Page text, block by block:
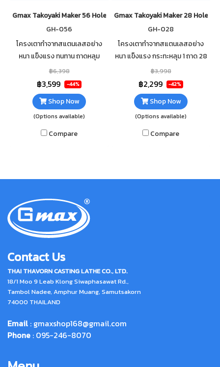
Gmax Takoyaki Maker 56 Hole GH-056 Non-Stick Pan
GH-056
โครงเตาทำจากสแตนเลสอย่าง
หนา แข็งแรง ทนทาน ถาดหลุม
เคลือบสาร Non-Stick ไม่ติด
กระทะ ทำความสะอาดง่าย ใช้แก๊ส
หุงต้ม LPG กระทะหลุม 2 ถาด 56
หลุม
฿6,398
฿3,599 -44%
Shop Now
(Options available)
Compare
Gmax Takoyaki Maker 28 Hole
GH-028
โครงเตาทำจากสแตนเลสอย่าง
หนา แข็งแรง กระทะหลุม 1 ถาด 28
หลุม เคลือบสารกันติดกระทะ
สามารถทำพร้อมกันได้ 28 ชิ้นใน
ครั้งเดียว ประหยัดเวลา
฿3,998
฿2,299 -42%
Shop Now
(Options available)
Compare
Contact Us
THAI THAVORN CASTING LATHE CO., LTD.
18/1 Moo 9 Leab Klong Siwaphasawat Rd.,
Tambol Nadee, Amphur Muang, Samutsakorn
74000 THAILAND
Email : gmaxshop168@gmail.com
Phone : 095-246-8070